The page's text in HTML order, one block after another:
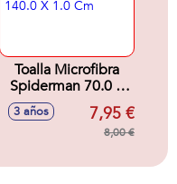
Toalla Microfibra
Spiderman 70.0 X
140.0 X 1.0 Cm
3 años 7,95 €
8,00 €